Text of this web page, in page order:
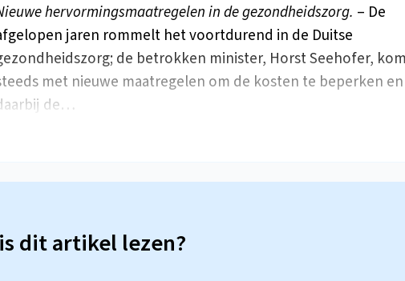
hervormingsmaatregelen in de gezondheidszorg. – De
jaren rommelt het voortdurend in de Duitse
de betrokken minister, Horst Seehofer,
met nieuwe maatregelen om de kosten te beperken
de…
dit artikel lezen?